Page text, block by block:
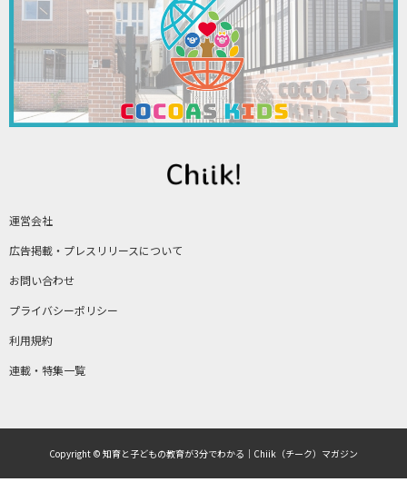
運営会社
広告掲載・プレスリリースについて
お問い合わせ
プライバシーポリシー
利用規約
連載・特集一覧
Copyright © 知育と子どもの教育が3分でわかる｜Chiik（チーク）マガジン